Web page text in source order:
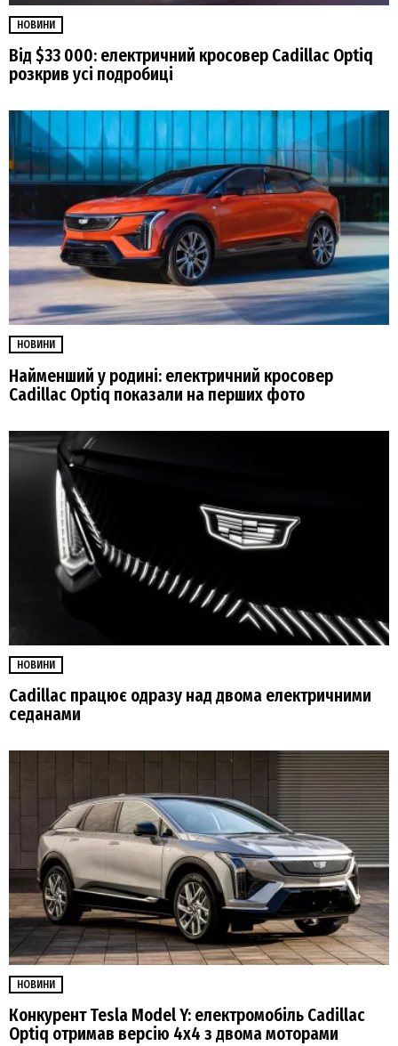
НОВИНИ
Від $33 000: електричний кросовер Cadillac Optiq
розкрив усі подробиці
НОВИНИ
Найменший у родині: електричний кросовер
Cadillac Optiq показали на перших фото
НОВИНИ
Cadillac працює одразу над двома електричними
седанами
НОВИНИ
Конкурент Tesla Model Y: електромобіль Cadillac
Optiq отримав версію 4х4 з двома моторами